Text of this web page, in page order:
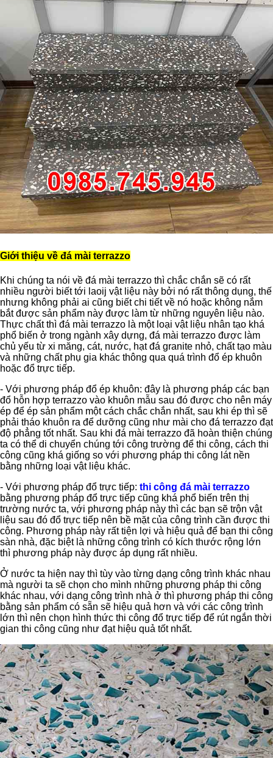
Giới thiệu về đá mài terrazzo
Khi chúng ta nói về đá mài terrazzo thì chắc chắn sẽ có rất
nhiều người biết tới laoij vật liệu này bởi nó rất thông dụng, thế
nhưng không phải ai cũng biết chi tiết về nó hoặc không nắm
bắt được sản phẩm này được làm từ những nguyên liệu nào.
Thực chất thì đá mài terrazzo là một loại vật liệu nhân tạo khá
phổ biến ở trong ngành xây dựng, đá mài terrazzo được làm
chủ yếu từ xi măng, cát, nước, hạt đá granite nhỏ, chất tạo màu
và những chất phụ gia khác thông qua quá trình đổ ép khuôn
hoặc đổ trực tiếp.
- Với phương pháp đổ ép khuôn: đây là phương pháp các bạn
đổ hỗn hợp terrazzo vào khuôn mẫu sau đó được cho nên máy
ép để ép sản phẩm một cách chắc chắn nhất, sau khi ép thì sẽ
phải tháo khuôn ra để dưỡng cũng như mài cho đá terrazzo đạt
độ phẳng tốt nhất. Sau khi đá mài terrazzo đã hoàn thiện chúng
ta có thể di chuyển chúng tới công trường để thi công, cách thi
công cũng khá giống so với phương pháp thi công lát nền
bằng những loại vật liệu khác.
- Với phương pháp đổ trực tiếp: thi công đá mài terrazzo
bằng phương pháp đổ trực tiếp cũng khá phổ biến trên thị
trường nước ta, với phương pháp này thì các bạn sẽ trộn vật
liệu sau đó đổ trực tiếp nên bề mặt của công trình cần được thi
công. Phương pháp này rất tiện lợi và hiệu quả để bạn thi công
sàn nhà, đặc biệt là những công trình có kích thước rộng lớn
thì phương pháp này được áp dụng rất nhiều.
Ở nước ta hiện nay thì tùy vào từng dạng công trình khác nhau
mà người ta sẽ chọn cho mình những phương pháp thi công
khác nhau, với dạng công trình nhà ở thì phương pháp thi công
bằng sản phẩm có sẵn sẽ hiệu quả hơn và với các công trình
lớn thì nên chọn hình thức thi công đổ trực tiếp để rút ngắn thời
gian thi công cũng như đạt hiệu quả tốt nhất.